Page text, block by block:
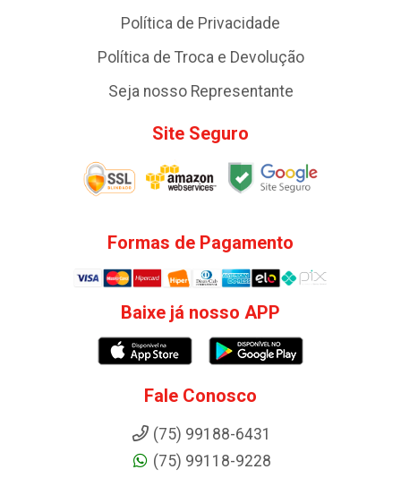
Política de Privacidade
Política de Troca e Devolução
Seja nosso Representante
Site Seguro
Formas de Pagamento
Baixe já nosso APP
Fale Conosco
(75) 99188-6431
(75) 99118-9228